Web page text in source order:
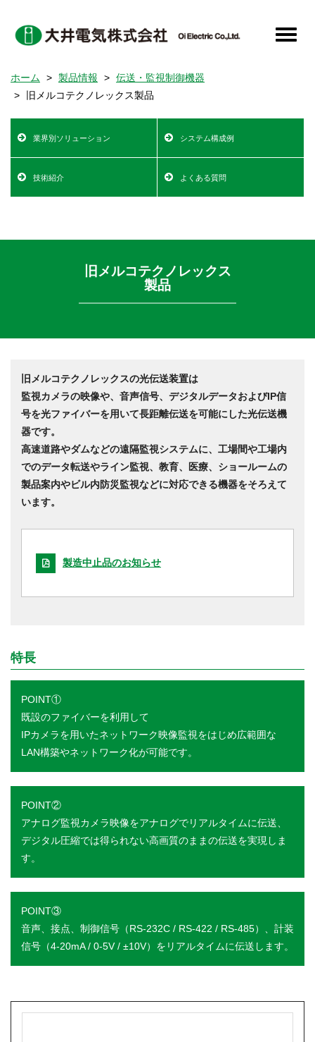
Toggle
ホーム 製品情報
伝送・監視制御機器
旧メルコテクノレックス製品
Product
Information
Top
業界別ソリューション システム構成例
技術紹介 よくある質問
旧メルコテクノレックス
製品
旧メルコテクノレックスの光伝送装置は
監視カメラの映像や、音声信号、デジタルデータおよびIP信
号を光ファイバーを用いて長距離伝送を可能にした光伝送機
器です。
高速道路やダムなどの遠隔監視システムに、工場間や工場内
でのデータ転送やライン監視、教育、医療、ショールームの
製品案内やビル内防災監視などに対応できる機器をそろえて
います。
製造中止品のお知らせ
特長
POINT①
既設のファイバーを利用して
IPカメラを用いたネットワーク映像監視をはじめ広範囲な
LAN構築やネットワーク化が可能です。
POINT②
アナログ監視カメラ映像をアナログでリアルタイムに伝送、
デジタル圧縮では得られない高画質のままの伝送を実現しま
す。
POINT③
音声、接点、制御信号（RS-232C / RS-422 / RS-485）、計装
信号（4-20mA / 0-5V / ±10V）をリアルタイムに伝送します。